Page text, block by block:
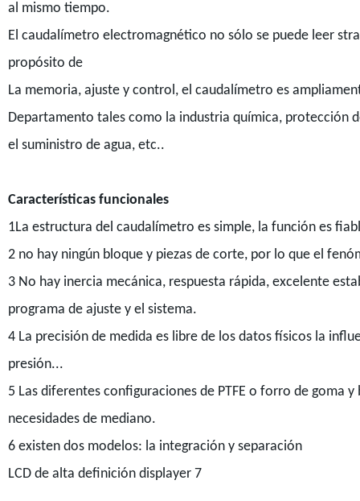
al mismo tiempo.
El caudalímetro electromagnético no sólo se puede leer
propósito de
La memoria, ajuste y control, el caudalímetro es
Departamento tales como la industria química, protección
el suministro de agua, etc..
Características funcionales
1La estructura del caudalímetro es simple, la función es
2 no hay ningún bloque y piezas de corte, por lo que el
3 No hay inercia mecánica, respuesta rápida, excelente
programa de ajuste y el sistema.
4 La precisión de medida es libre de los datos físicos la
presión...
5 Las diferentes configuraciones de PTFE o forro de goma
necesidades de mediano.
6 existen dos modelos: la integración y separación
LCD de alta definición displayer 7